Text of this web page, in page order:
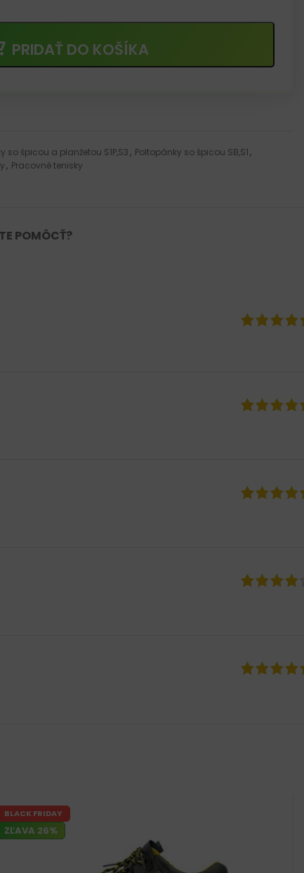
PRIDAŤ DO KOŠÍKA
so špicou a planžetou S1P,S3 , Poltopánky so špicou SB,S1 ,
, Pracovné tenisky
POMÔCŤ?
BLACK FRIDAY
ZĽAVA 26%